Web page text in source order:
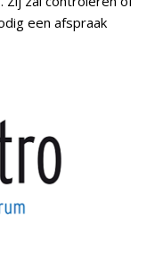
een afspraak